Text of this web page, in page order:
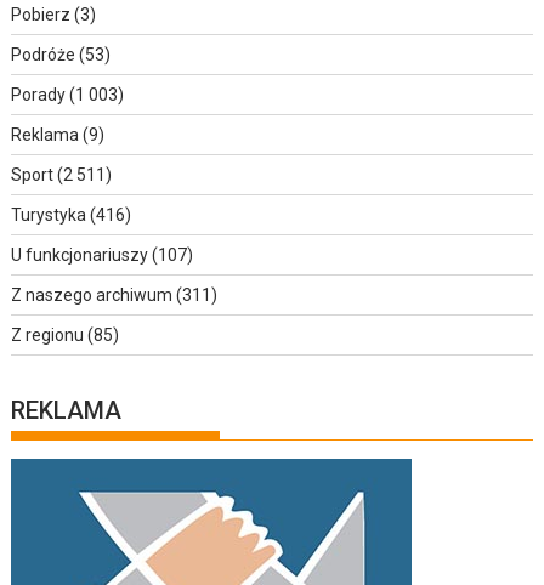
Pobierz (3)
Podróże (53)
Porady(1 003)
Reklama(9)
Sport(2 511)
Turystyka(416)
U funkcjonariuszy(107)
Z naszego archiwum (311)
Z regionu (85)
REKLAMA